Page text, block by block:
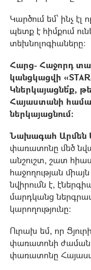
Կարծում եմ՝ ինչ
պետք է հիմքում
տեխնոլոգիաները:
Հարց- Հաջորդ
կանցկացվի
Կներկայացնե՞ք,
Հայաստանի համար
ներկայացնում:
Նախագահ Արմեն
փառատոնը մեծ
անշուշտ, շատ
հաջողության
նվիրումն է,
մարդկանց
կարողությունը:
Ուրախ եմ, որ
փառատոնի
փառատոնը